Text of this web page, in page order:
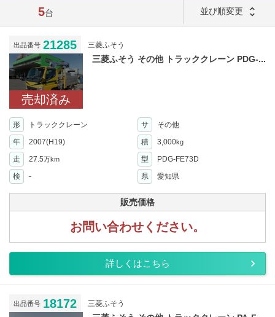
5台 並び順変更 unfold_more
出品番号 21285 三菱ふそう
売却済み
三菱ふそう その他 トラッククレーン PDG-...
形 トラッククレーン サ
その他
年
2007(H19) 積 3,000kg
走 27.5万km 型
PDG-FE73D
検
- 県 愛知県
販売価格
お問い合わせください。
詳しくはこちら
出品番号 18172 三菱ふそう